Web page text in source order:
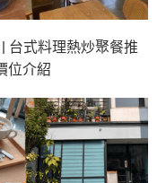
台式料理熱炒聚餐推
位介紹